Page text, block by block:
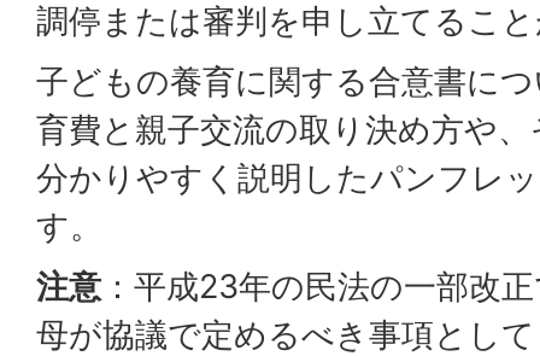
調停または審判を申し立てるこ
子どもの養育に関する合意書に
育費と親子交流の取り決め方や
分かりやすく説明したパンフレ
す。
注意 ：平成23年の民法の一部改
母が協議で定めるべき事項とし